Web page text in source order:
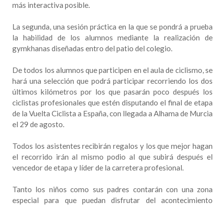
más interactiva posible.
La segunda, una sesión práctica en la que se pondrá a prueba
la habilidad de los alumnos mediante la realización de
gymkhanas diseñadas entro del patio del colegio.
De todos los alumnos que participen en el aula de ciclismo, se
hará una selección que podrá participar recorriendo los dos
últimos kilómetros por los que pasarán poco después los
ciclistas profesionales que estén disputando el final de etapa
de la Vuelta Ciclista a España, con llegada a Alhama de Murcia
el 29 de agosto.
Todos los asistentes recibirán regalos y los que mejor hagan
el recorrido irán al mismo podio al que subirá después el
vencedor de etapa y líder de la carretera profesional.
Tanto los niños como sus padres contarán con una zona
especial para que puedan disfrutar del acontecimiento